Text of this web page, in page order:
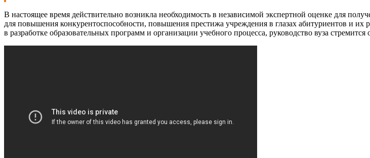
В настоящее время действительно возникла необходимость в независимой экспертной оценке для
для повышения конкурентоспособности, повышения престижа учреждения в глазах абитуриентов и
в разработке образовательных программ и организации учебного процесса, руководство вуза